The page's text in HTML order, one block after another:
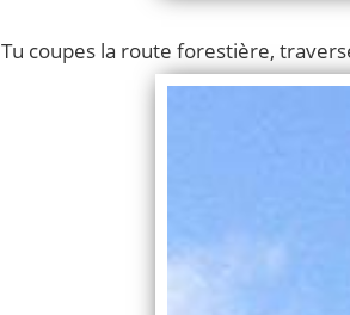
Tu coupes la route forestière,